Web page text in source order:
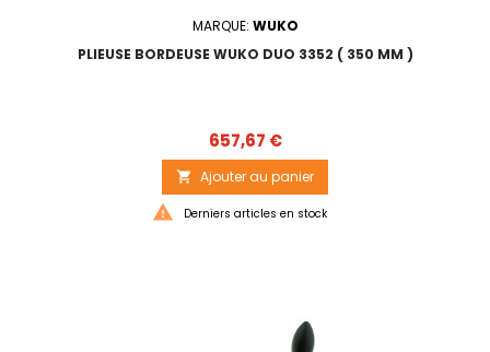
MARQUE: WUKO
PLIEUSE BORDEUSE WUKO DUO 3352 ( 350 MM )
Prix
657,67 €
 Ajouter au panier
 Derniers articles en stock